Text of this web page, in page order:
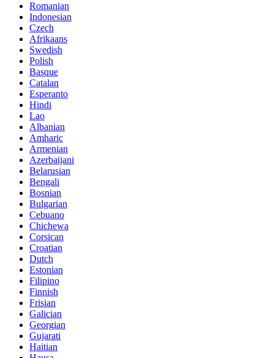
Romanian
Indonesian
Czech
Afrikaans
Swedish
Polish
Basque
Catalan
Esperanto
Hindi
Lao
Albanian
Amharic
Armenian
Azerbaijani
Belarusian
Bengali
Bosnian
Bulgarian
Cebuano
Chichewa
Corsican
Croatian
Dutch
Estonian
Filipino
Finnish
Frisian
Galician
Georgian
Gujarati
Haitian